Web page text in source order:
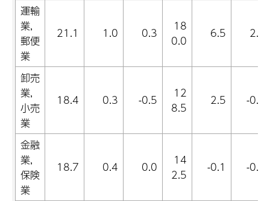
運輸
業,
郵便
業
21.1 1.0 0.3
18
0.0
6.5 2.4
卸売
業,
小売
業
18.4 0.3 -0.5
12
8.5
2.5 -0.2
金融
業,
保険
業
18.7 0.4 0.0
14
2.5
-0.1 -0.8